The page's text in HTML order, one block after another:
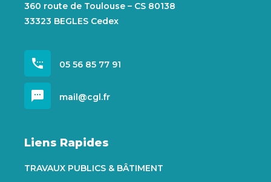
360 route de Toulouse – CS 80138
33323 BEGLES Cedex
settings_phone 05 56 85 77 91
sms mail@cgl.fr
Liens Rapides
TRAVAUX PUBLICS & BÂTIMENT